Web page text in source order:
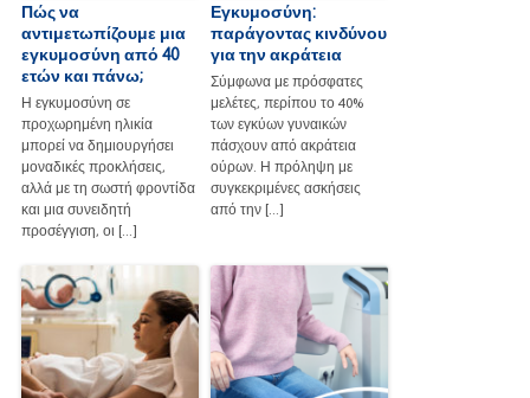
Πώς να
αντιμετωπίζουμε μια
εγκυμοσύνη από 40
ετών και πάνω;
Η εγκυμοσύνη σε
προχωρημένη ηλικία
μπορεί να δημιουργήσει
μοναδικές προκλήσεις,
αλλά με τη σωστή φροντίδα
και μια συνειδητή
προσέγγιση, οι […]
Εγκυμοσύνη:
παράγοντας κινδύνου
για την ακράτεια
Σύμφωνα με πρόσφατες
μελέτες, περίπου το 40%
των εγκύων γυναικών
πάσχουν από ακράτεια
ούρων. Η πρόληψη με
συγκεκριμένες ασκήσεις
από την […]